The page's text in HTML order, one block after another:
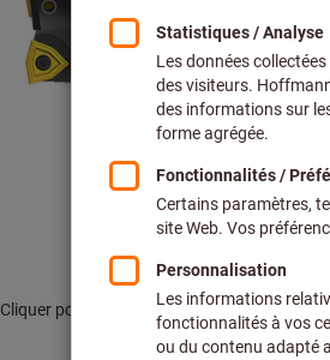
Cliquer pour agrandir l’image